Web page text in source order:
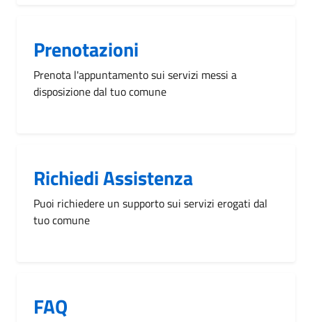
Prenotazioni
Prenota l'appuntamento sui servizi messi a
disposizione dal tuo comune
Richiedi Assistenza
Puoi richiedere un supporto sui servizi erogati dal
tuo comune
FAQ